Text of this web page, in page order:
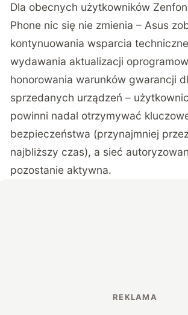
Dla obecnych użytkowników
Phone nic się nie zmienia – Asus
kontynuowania wsparcia
wydawania aktualizacji
honorowania warunków gwarancji
sprzedanych urządzeń –
powinni nadal otrzymywać
bezpieczeństwa (przynajmniej
najbliższy czas), a sieć
pozostanie aktywna.